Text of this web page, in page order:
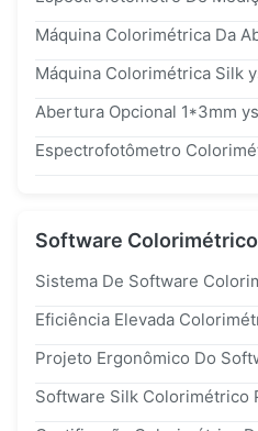
Software Colorimétrico